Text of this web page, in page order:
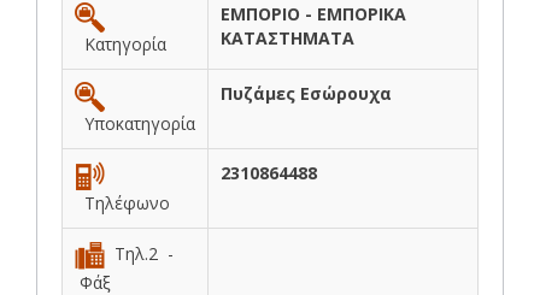
Κατηγορία
ΕΜΠΟΡΙΟ - ΕΜΠΟΡΙΚΑ
ΚΑΤΑΣΤΗΜΑΤΑ
Υποκατηγορία
Πυζάμες Εσώρουχα
Τηλέφωνο
2310864488
Τηλ.2 -
Φάξ